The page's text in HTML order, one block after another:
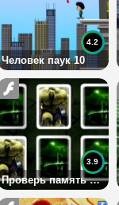
Человек паук 10
4.2
Проверь память с Халком
3.9